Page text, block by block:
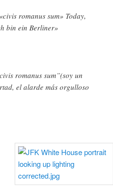
romanus sum» Today,
bin ein Berliner»
romanus sum”(soy un
el alarde más orgulloso